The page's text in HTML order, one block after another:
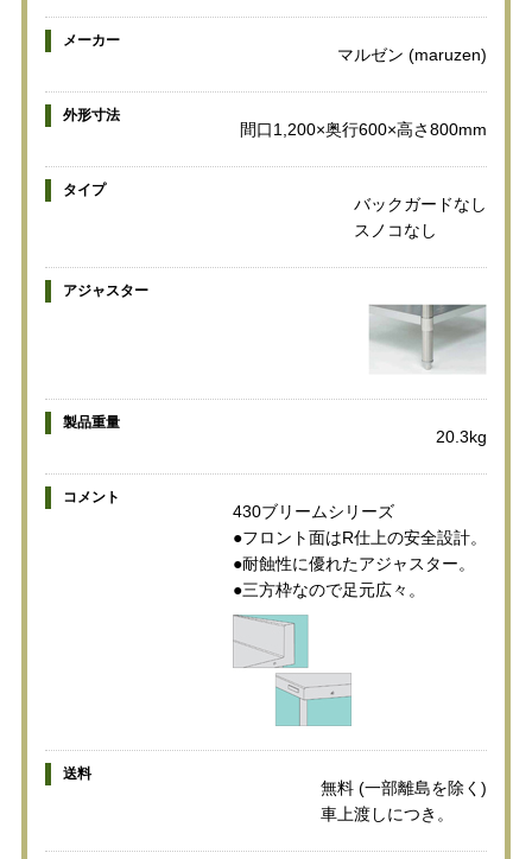
メーカー
マルゼン (maruzen)
外形寸法
間口1,200×奥行600×高さ800mm
タイプ
バックガードなし
スノコなし
アジャスター
製品重量
20.3kg
コメント
430ブリームシリーズ
●フロント面はR仕上の安全設計。
●耐蝕性に優れたアジャスター。
●三方枠なので足元広々。
送料
無料 (一部離島を除く)
車上渡しにつき。